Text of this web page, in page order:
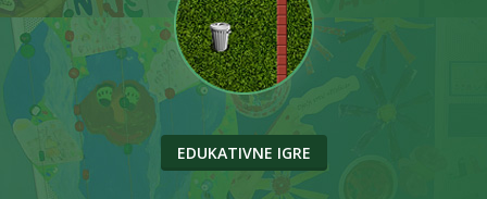
EDUKATIVNE IGRE